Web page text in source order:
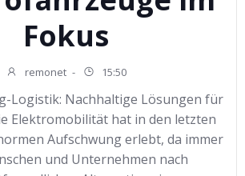
Fokus
remonet - 15:50
Logistik: Nachhaltige Lösungen für
Elektromobilität hat in den letzten
Aufschwung erlebt, da immer
und Unternehmen nach